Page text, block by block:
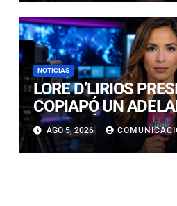
NOTICIAS
LORE D’LIRIOS
COPIAPÓ UN
NUEVO ÁLBUM
RAÍCES”
AGO 5, 2026